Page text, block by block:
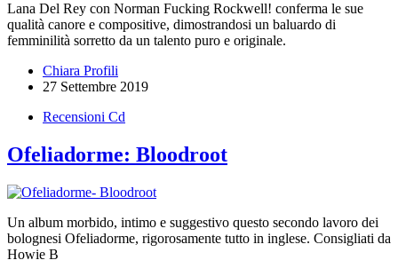
Lana Del Rey con Norman Fucking Rockwell! conferma le sue
qualità canore e compositive, dimostrandosi un baluardo di
femminilità sorretto da un talento puro e originale.
Chiara Profili
27 Settembre 2019
Recensioni Cd
Ofeliadorme: Bloodroot
Un album morbido, intimo e suggestivo questo secondo lavoro dei
bolognesi Ofeliadorme, rigorosamente tutto in inglese. Consigliati da
Howie B